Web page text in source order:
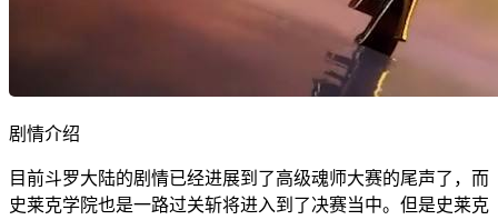
剧情介绍
目前斗罗大陆的剧情已经进展到了高级魂师大赛的尾声了，而
史莱克学院也是一路过关斩将进入到了决赛当中。但是史莱克